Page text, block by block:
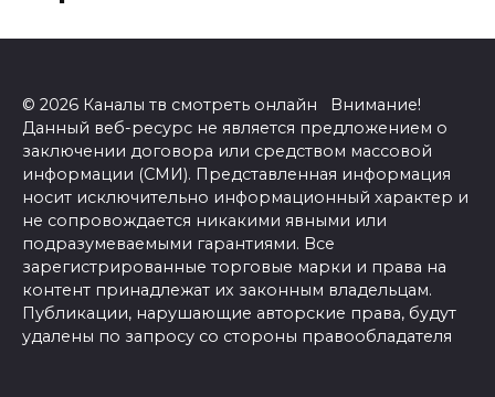
© 2026 Каналы тв смотреть онлайн Внимание!
Данный веб-ресурс не является предложением о
заключении договора или средством массовой
информации (СМИ). Представленная информация
носит исключительно информационный характер и
не сопровождается никакими явными или
подразумеваемыми гарантиями. Все
зарегистрированные торговые марки и права на
контент принадлежат их законным владельцам.
Публикации, нарушающие авторские права, будут
удалены по запросу со стороны правообладателя